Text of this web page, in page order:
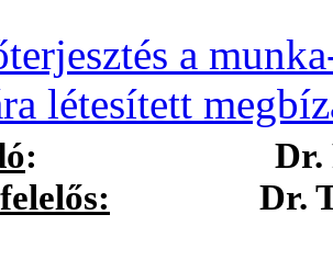
a
létesített
:
Dr.
Dr. Tóth